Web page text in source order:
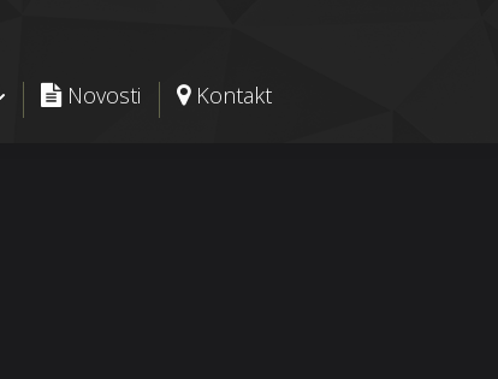
Novosti Kontakt